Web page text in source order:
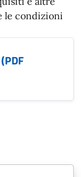
le condizioni